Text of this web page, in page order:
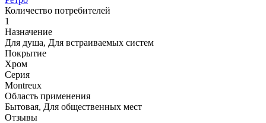
Количество потребителей
1
Назначение
Для душа, Для встраиваемых систем
Покрытие
Хром
Серия
Montreux
Область применения
Бытовая, Для общественных мест
Отзывы